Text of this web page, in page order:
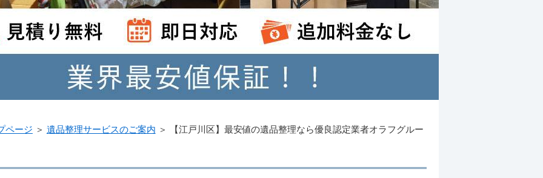
ページ ＞ 遺品整理サービスのご案内 ＞ 【江戸川区】最安値の遺品整理なら優良認定業者オラフグルー